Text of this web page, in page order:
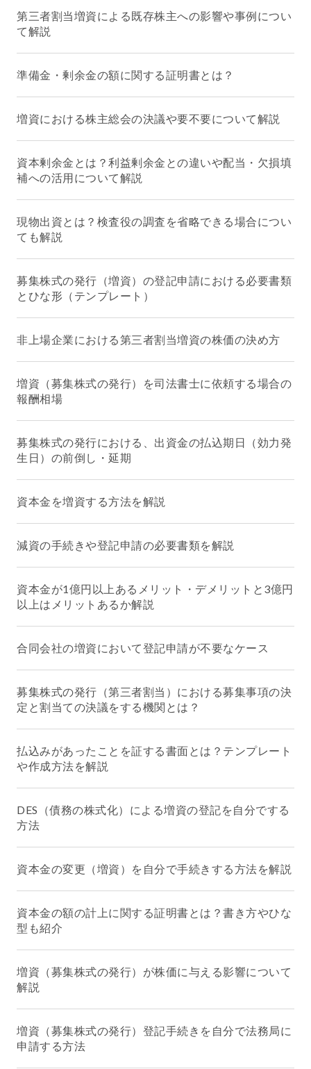
第三者割当増資による既存株主への影響や事例につい
て解説
準備金・剰余金の額に関する証明書とは？
増資における株主総会の決議や要不要について解説
資本剰余金とは？利益剰余金との違いや配当・欠損填
補への活用について解説
現物出資とは？検査役の調査を省略できる場合につい
ても解説
募集株式の発行（増資）の登記申請における必要書類
とひな形（テンプレート）
非上場企業における第三者割当増資の株価の決め方
増資（募集株式の発行）を司法書士に依頼する場合の
報酬相場
募集株式の発行における、出資金の払込期日（効力発
生日）の前倒し・延期
資本金を増資する方法を解説
減資の手続きや登記申請の必要書類を解説
資本金が1億円以上あるメリット・デメリットと3億円
以上はメリットあるか解説
合同会社の増資において登記申請が不要なケース
募集株式の発行（第三者割当）における募集事項の決
定と割当ての決議をする機関とは？
払込みがあったことを証する書面とは？テンプレート
や作成方法を解説
DES（債務の株式化）による増資の登記を自分でする
方法
資本金の変更（増資）を自分で手続きする方法を解説
資本金の額の計上に関する証明書とは？書き方やひな
型も紹介
増資（募集株式の発行）が株価に与える影響について
解説
増資（募集株式の発行）登記手続きを自分で法務局に
申請する方法